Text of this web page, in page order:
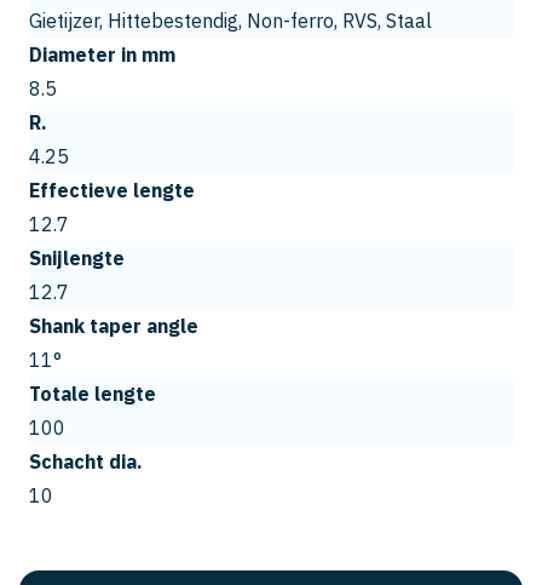
Gietijzer, Hittebestendig, Non-ferro, RVS, Staal
Diameter in mm
8.5
R.
4.25
Effectieve lengte
12.7
Snijlengte
12.7
Shank taper angle
11°
Totale lengte
100
Schacht dia.
10